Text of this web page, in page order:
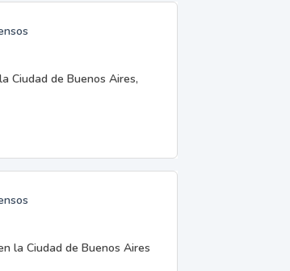
Ciudad de Buenos Aires,
la Ciudad de Buenos Aires